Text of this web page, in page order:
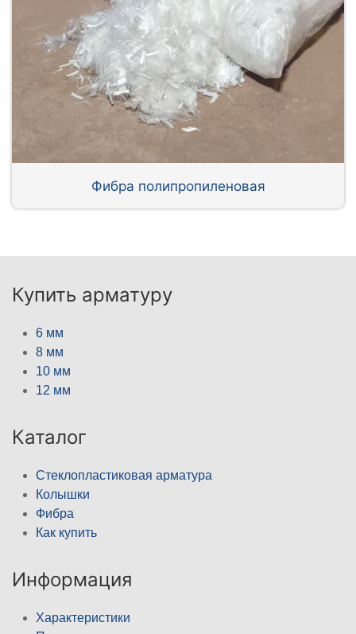
Фибра полипропиленовая
Купить арматуру
6 мм
8 мм
10 мм
12 мм
Каталог
Стеклопластиковая арматура
Колышки
Фибра
Как купить
Информация
Характеристики